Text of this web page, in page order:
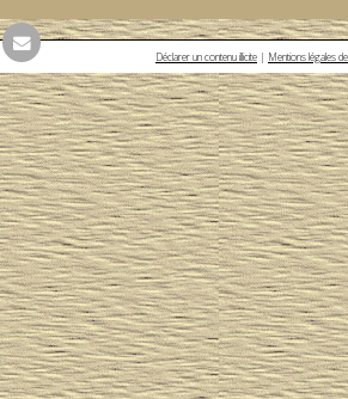
Déclarer un contenu illicite | Mentions légales